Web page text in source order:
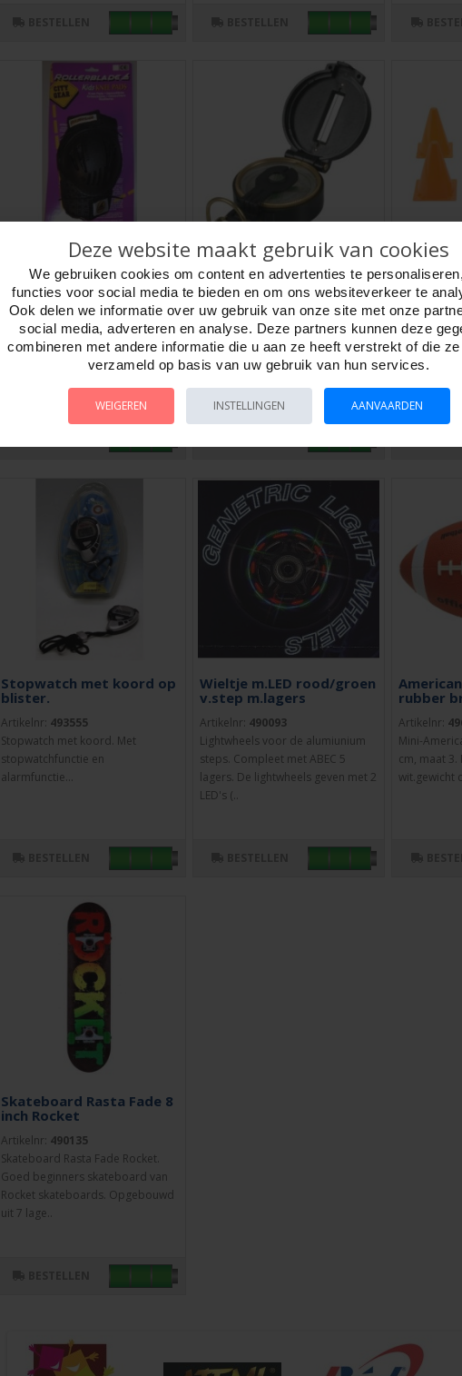
Kniebeschermers XS.City
Gear Rollerblade
Artikelnr:490064
Kniebeschermers City Gear. Zwart
nylon. Maat: XS. Rollerblade...
Kompas Pro.vloeistof
gevuld kunststof huis
Artikelnr:490096
Kompas vloeistof gevuld,
professioneel. Kunststof behuizing
en deksel met lens.Door vloeistof
oranje
Artikelnr:
Pylonnen
Oranje
Stopwatch met koord op
blister.
Artikelnr: 493555
Stopwatch met koord. Met
stopwatchfunctie en
alarmfunctie...
Wieltje m.LED rood/groen
v.step m.lagers
Artikelnr: 490093
Lightwheels voor de alumiunium
steps. Compleet met ABEC 5
lagers. De lightwheels geven met 2
LED's (..
rubber
Artikelnr:
Mini-
cm, maat
wit.gewicht
Skateboard Rasta Fade 8
inch Rocket
Artikelnr: 490135
Skateboard Rasta Fade Rocket.
Goed beginners skateboard van
Rocket skateboards. Opgebouwd
uit 7 lage..
Deze website maakt gebruik van cookies
We gebruiken cookies om content en advertenties te
functies voor social media te bieden en om ons websiteverkeer te
Ook delen we informatie over uw gebruik van onze site met onze
social media, adverteren en analyse. Deze partners kunnen deze
combineren met andere informatie die u aan ze heeft verstrekt of die
verzameld op basis van uw gebruik van hun services.
WEIGEREN INSTELLINGEN AANVAARDEN